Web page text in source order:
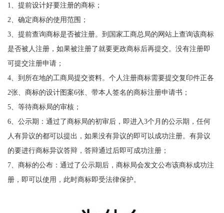
1、提前设计好要注册的商标；
2、确定商标的使用范围；
3、提前查询商标是否被注册。到国家工商总局的网站上查询该商标
是否被人注册，如果被注册了就要更政商标后再提交。没有注册即
可提交注册申请；
4、到所在地的工商局提交资料。个人注册商标需要提交复印件正各
2张、商标的设计图案6张、带本人签名的商标注册申请书；
5、等待商标局的审核；
6、公示期：通过了商标局的初审后，即进入3个月的公示期，任何
人有异议的都可以提出，如果没有异议的即可以成功注册。有异议
的要进行商标异议答辩，答辩通过后即可成功注册；
7、商标的公布：通过了公示期后，商标局会发文公布该商标成功注
册，即可以使用，此时商标即受法律保护。